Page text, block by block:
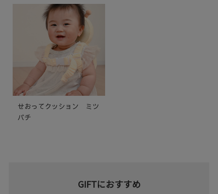
せおってクッション ミツ
バチ
GIFTにおすすめ